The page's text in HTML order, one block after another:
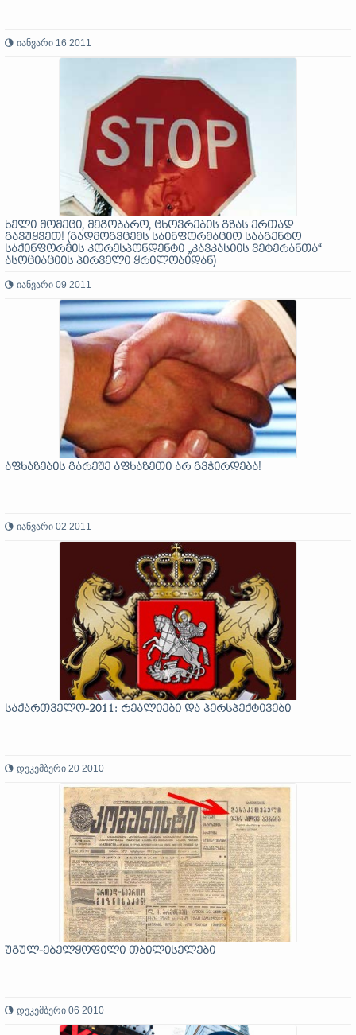
იანვარი 16 2011
ხელი მომეცი, მეგობარო, ცხოვრების გზას ერთად
გავუყვეთ! (გადმოგვცემს საინფორმაციო სააგენტო
საქინფორმის კორესპონდენტი „კავკასიის ვეტერანთა“
ასოციაციის პირველი ყრილობიდან)
იანვარი 09 2011
აფხაზების გარეშე აფხაზეთი არ გვჭირდება!
იანვარი 02 2011
საქართველო-2011: რეალიები და პერსპექტივები
დეკემბერი 20 2010
უგულ-ებელყოფილი თბილისელები
დეკემბერი 06 2010